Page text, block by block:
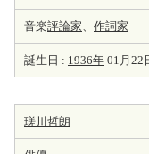
音楽評論家、 作詞家
誕生日 : 1936年 01月22
瑳川哲朗